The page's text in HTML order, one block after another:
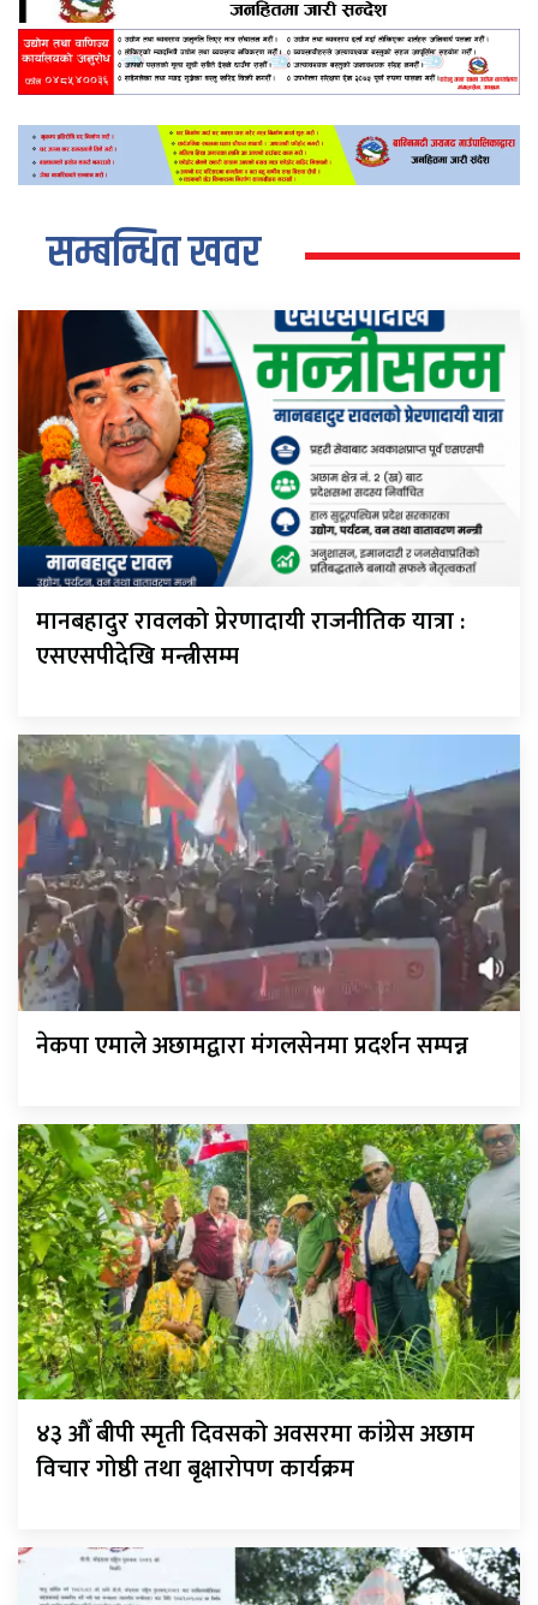
सम्बन्धित खवर
मानबहादुर रावलको प्रेरणादायी राजनीतिक यात्रा :
एसएसपीदेखि मन्त्रीसम्म
नेकपा एमाले अछामद्वारा मंगलसेनमा प्रदर्शन सम्पन्न
४३ औँ बीपी स्मृती दिवसको अवसरमा कांग्रेस अछाम
विचार गोष्ठी तथा बृक्षारोपण कार्यक्रम